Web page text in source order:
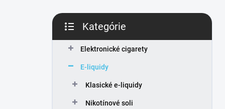
B
č
kategórie
Kategórie
Elektronické cigarety
E-liquidy
Klasické e-liquidy
Nikotínové soli